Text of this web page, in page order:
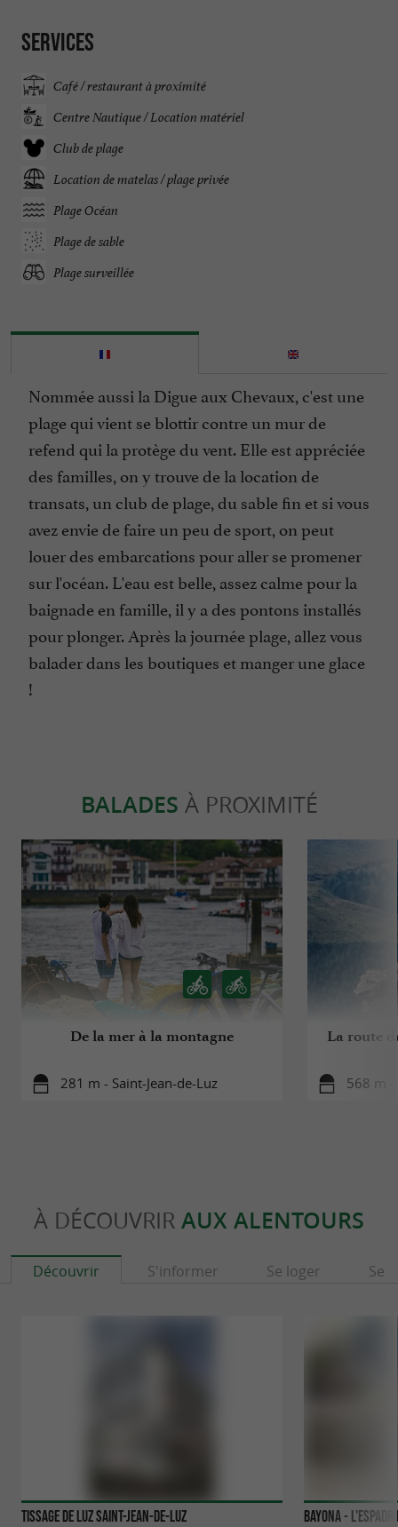
Services
Café / restaurant à proximité
Centre Nautique / Location matériel
Club de plage
Location de matelas / plage privée
Plage Océan
Plage de sable
Plage surveillée
Nommée aussi la Digue aux Chevaux, c'est une
plage qui vient se blottir contre un mur de
refend qui la protège du vent. Elle est appréciée
des familles, on y trouve de la location de
transats, un club de plage, du sable fin et si vous
avez envie de faire un peu de sport, on peut
louer des embarcations pour aller se promener
sur l'océan. L'eau est belle, assez calme pour la
baignade en famille, il y a des pontons installés
pour plonger. Après la journée plage, allez vous
balader dans les boutiques et manger une glace
!
BALADES À PROXIMITÉ
De la mer à la montagne
281 m - Saint-Jean-de-Luz
La route
568 m -
À DÉCOUVRIR AUX ALENTOURS
Découvrir S'informer Se loger Se
Tissage de Luz Saint-Jean-de-Luz Bayona -